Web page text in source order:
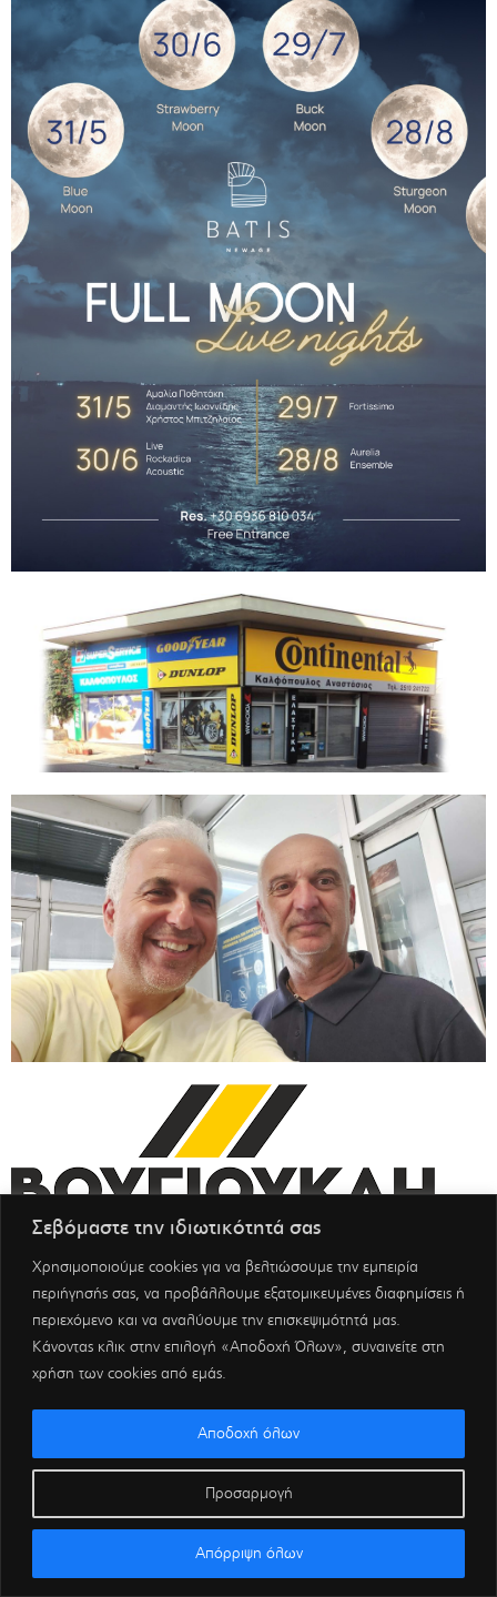
Σεβόμαστε την ιδιωτικότητά σας
Χρησιμοποιούμε cookies για να βελτιώσουμε την εμπειρία
περιήγησής σας, να προβάλλουμε εξατομικευμένες διαφημίσεις ή
περιεχόμενο και να αναλύουμε την επισκεψιμότητά μας.
Κάνοντας κλικ στην επιλογή «Αποδοχή Όλων», συναινείτε στη
χρήση των cookies από εμάς.
Προσαρμογή
Απόρριψη όλων
Αποδοχή όλων